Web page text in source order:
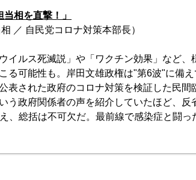
相を直撃！」
／ 自民党コロナ対策本部長）
イルス死滅説」や「ワクチン効果」など、
る可能性も。岸田文雄政権は"第6波"に備え
表された政府のコロナ対策を検証した民間
う政府関係者の声を紹介していたほど、反
、総括は不可欠だ。最前線で感染症と闘っ